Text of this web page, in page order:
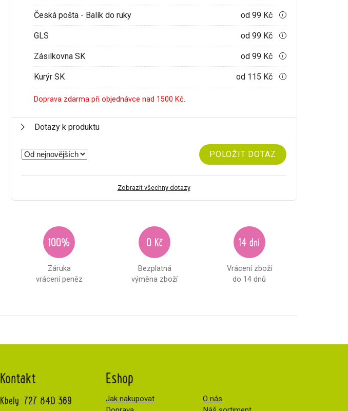
Česká pošta - Balík do ruky od 99 Kč i
GLS od 99 Kč i
Zásilkovna SK od 99 Kč i
Kurýr SK od 115 Kč i
Doprava zdarma při objednávce nad 1500 Kč.
Dotazy k produktu
POLOŽIT DOTAZ
Zobrazit všechny dotazy
100%
Záruka
vrácení peněz
0 Kč
Bezplatná
výměna zboží
14 dní
Vrácení zboží
do 14 dnů
Kontakt
Kbely: 727 840 369
Eshop
Jak nakupovat
O nás